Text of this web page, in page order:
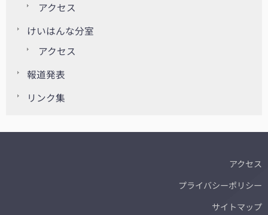
アクセス
けいはんな分室
アクセス
報道発表
リンク集
アクセス
プライバシーポリシー
サイトマップ